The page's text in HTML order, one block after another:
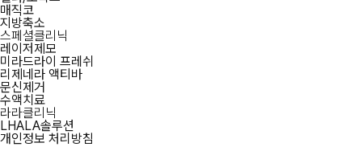
매직코
지방축소
스페셜클리닉
레이저제모
미라드라이 프레쉬
리제네라 액티바
문신제거
수액치료
라라클리닉
LHALA솔루션
개인정보 처리방침